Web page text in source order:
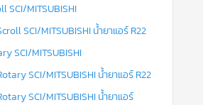
SCI/MITSUBISHI
SCI/MITSUBISHI น้ำยาแอร์ R22
SCI/MITSUBISHI
SCI/MITSUBISHI น้ำยาแอร์ R22
SCI/MITSUBISHI น้ำยาแอร์